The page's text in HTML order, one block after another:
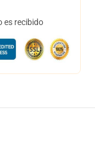
es recibido